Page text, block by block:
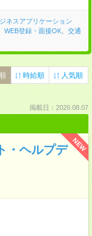
ネスアプリケーション
WEB登録・面接OK、 交通
時給順 人気順
掲載日：2026.08.07
NEW
・ヘルプデ